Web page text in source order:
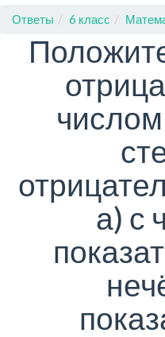
Ответы 6 класс
а) с